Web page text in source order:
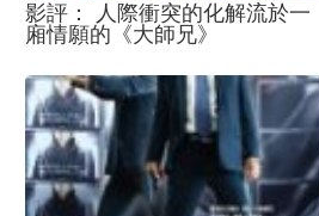
影評： 人際衝突的化解流於一
廂情願的《大師兄》